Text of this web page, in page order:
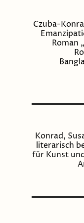
Czuba-
Roman
Konrad,
literarisch
für Kunst